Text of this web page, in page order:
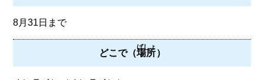
8月31日まで
どこで（場所
ばしょ
）